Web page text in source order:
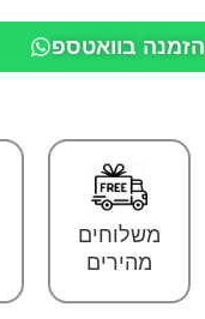
הזמנה בוואטספ
משלוחים
מהירים